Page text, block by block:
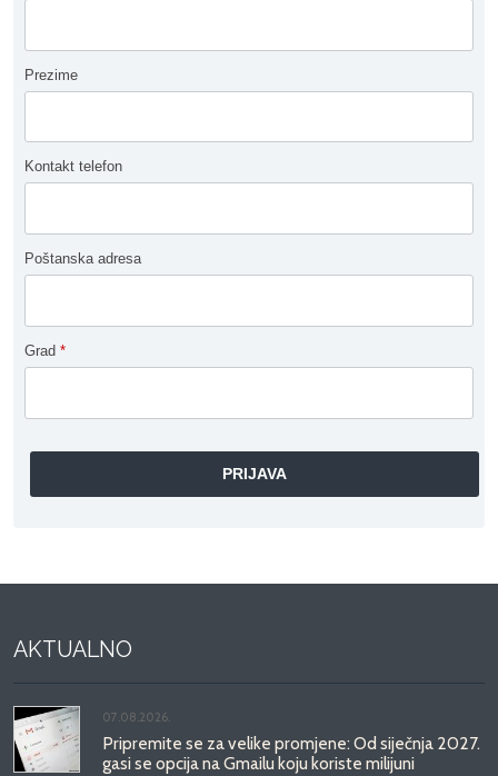
Prezime
Kontakt telefon
Poštanska adresa
Grad *
AKTUALNO
07.08.2026.
Pripremite se za velike promjene: Od siječnja 2027.
gasi se opcija na Gmailu koju koriste milijuni